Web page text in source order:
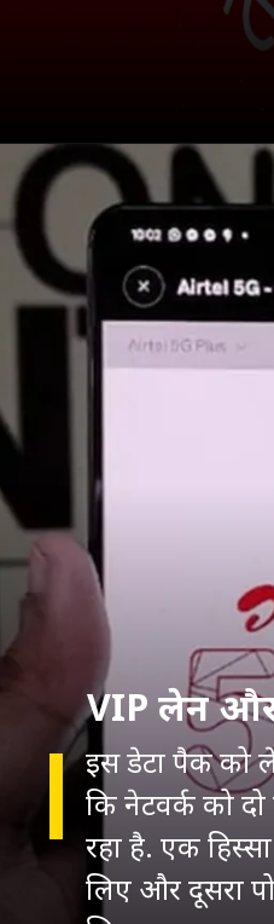
VIP लेन और
इस डेटा पैक को
कि नेटवर्क को दो
रहा है. एक
लिए और दूसरा